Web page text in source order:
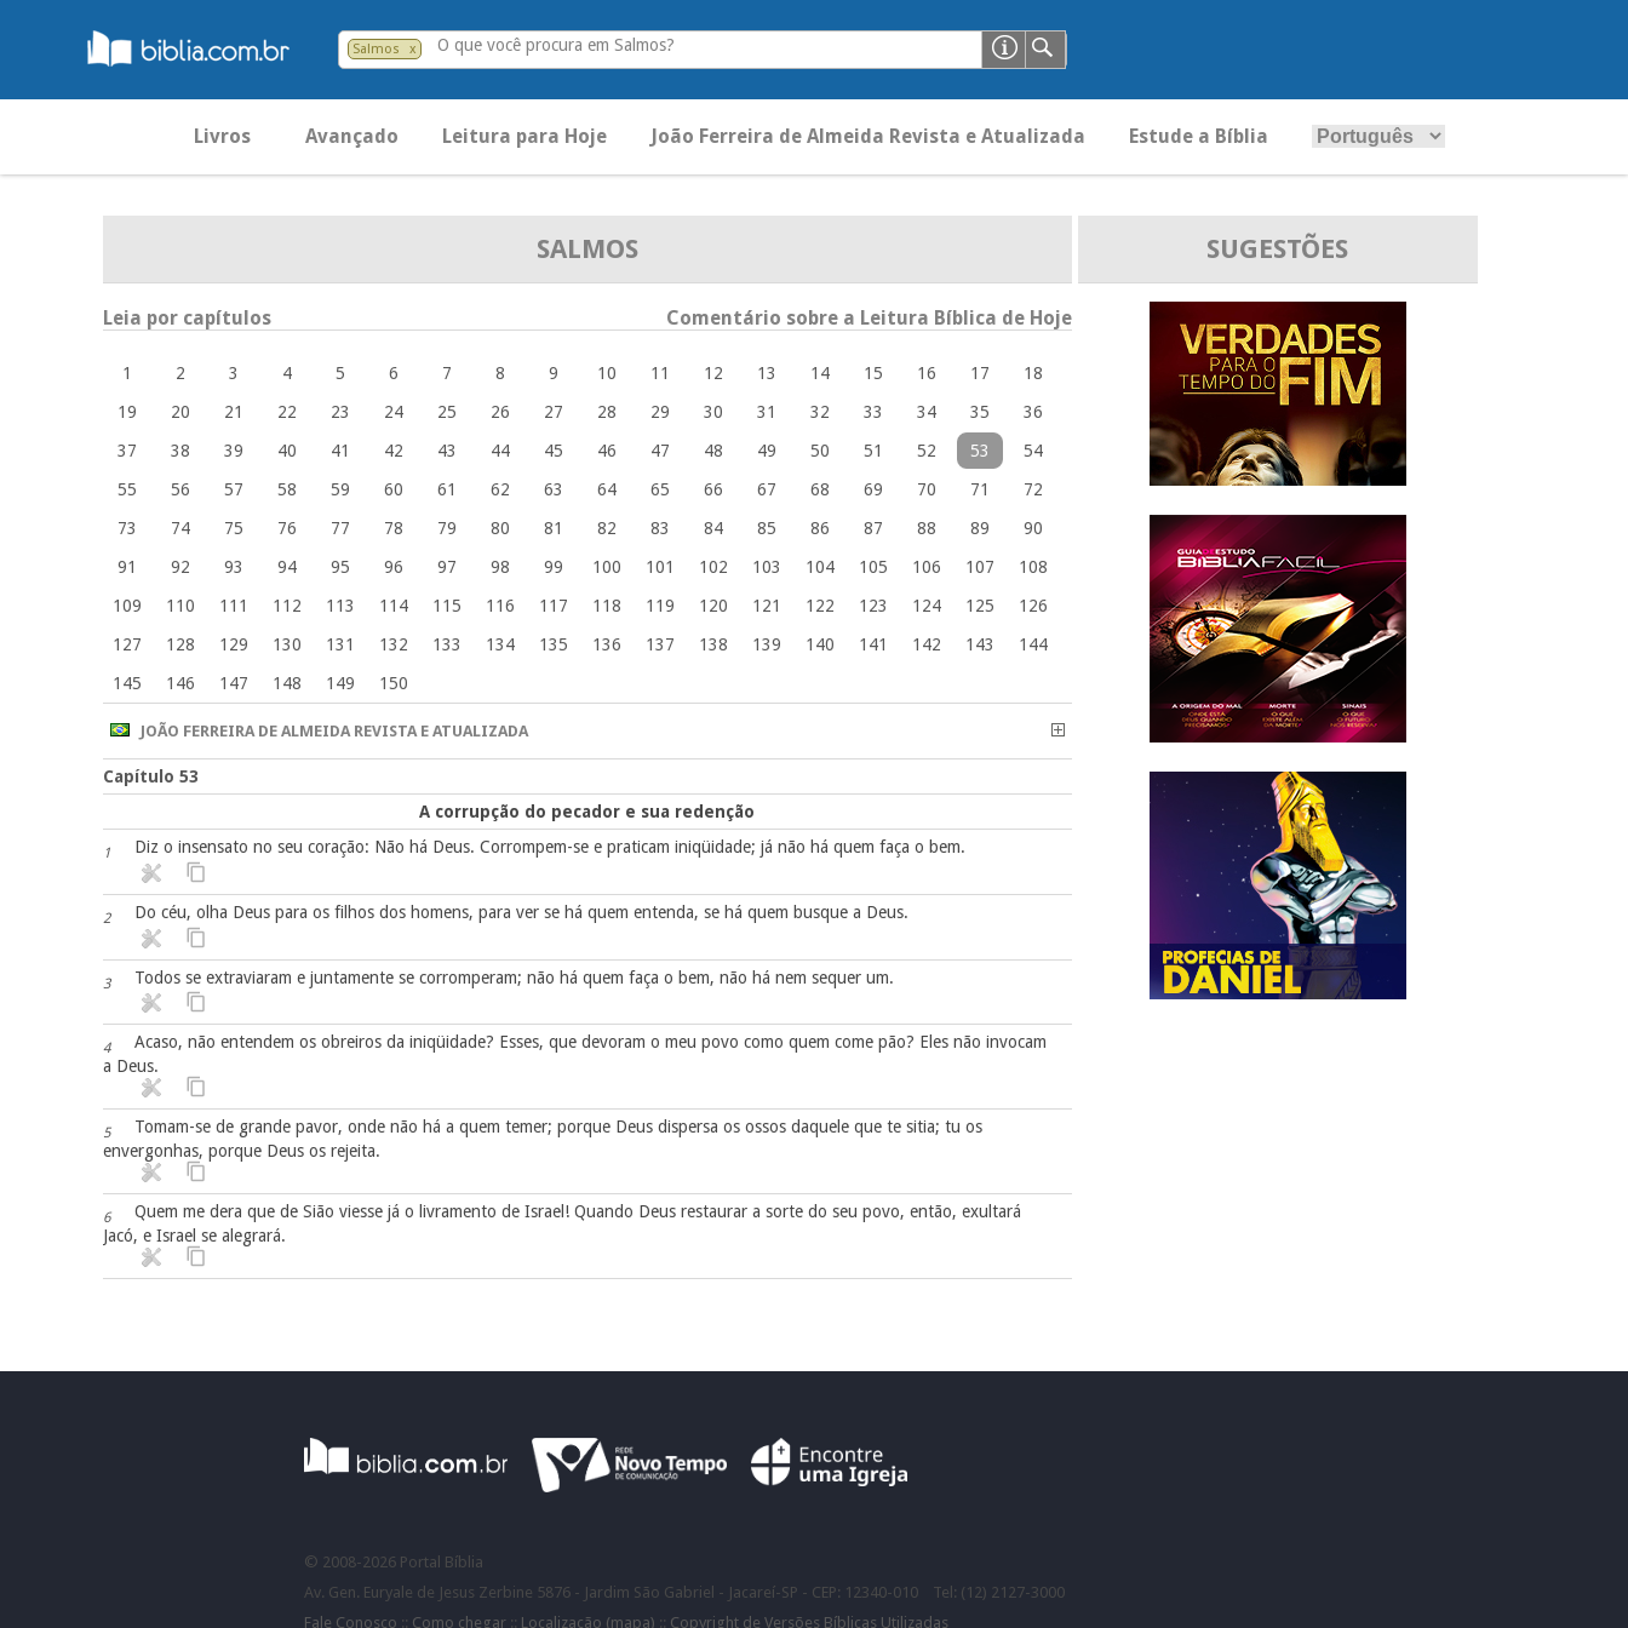
Salmos x O que você procura em Salmos?
Livros Avançado Leitura para Hoje João Ferreira de Almeida Revista e Atualizada Estude a Bíblia
SALMOS
Leia por capítulos Comentário sobre a Leitura Bíblica de Hoje
1 2 3 4 5 6 7 8 9 10 11 12 13 14 15 16 17
18
19
20 21 22 23 24 25 26 27 28 29 30 31 32 33 34 35
36
37
38 39 40 41 42 43 44 45 46 47 48 49 50 51 52 53
54
55
56 57 58 59 60 61 62 63 64 65 66 67 68 69 70 71
72
73
74 75 76 77 78 79 80 81 82 83 84 85 86 87 88 89
90
91
92 93 94 95 96 97 98 99 100 101 102 103 104 105 106 107
108
109
110 111 112 113 114 115 116 117 118 119 120 121 122 123 124 125
126
127
128 129 130 131 132 133 134 135 136 137 138 139 140 141 142 143
144
145
146 147 148 149 150
JOÃO FERREIRA DE ALMEIDA REVISTA E ATUALIZADA
Capítulo 53
A corrupção do pecador e sua redenção
1 Diz o insensato no seu coração: Não há Deus. Corrompem-se e praticam iniqüidade; já não há quem faça o bem.
2 Do céu, olha Deus para os filhos dos homens, para ver se há quem entenda, se há quem busque a Deus.
3 Todos se extraviaram e juntamente se corromperam; não há quem faça o bem, não há nem sequer um.
4
Acaso, não entendem os obreiros da iniqüidade? Esses, que devoram o meu povo como quem come pão? Eles não invocam
a Deus.
5
Tomam-se de grande pavor, onde não há a quem temer; porque Deus dispersa os ossos daquele que te sitia; tu os
envergonhas, porque Deus os rejeita.
6
Quem me dera que de Sião viesse já o livramento de Israel! Quando Deus restaurar a sorte do seu povo, então, exultará
Jacó, e Israel se alegrará.
SUGESTÕES
© 2008- 2026 Portal Bíblia
Av. Gen. Euryale de Jesus Zerbine 5876 - Jardim São Gabriel - Jacareí-SP - CEP: 12340-010 Tel: (12) 2127-3000
Fale Conosco :: Como chegar :: Localização (mapa) :: Copyright de Versões Bíblicas Utilizadas